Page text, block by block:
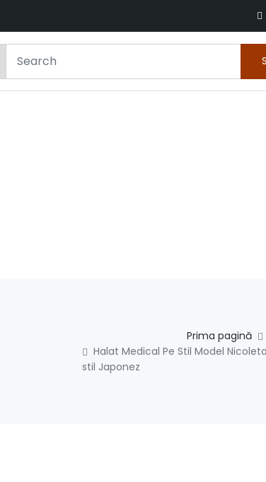
Prima pagină
Halat Medical Pe Stil Model
stil Japonez